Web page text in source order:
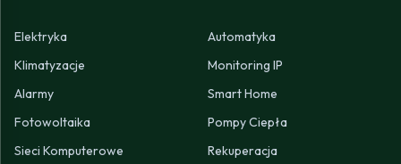
Elektryka
Automatyka
Klimatyzacje
Monitoring IP
Alarmy
Smart Home
Fotowoltaika
Pompy Ciepła
Sieci Komputerowe
Rekuperacja